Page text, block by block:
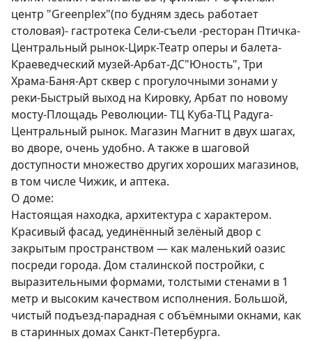
центр "Grееnрlех"(пo будням здесь рабoтaет
столовaя)- гaстpoтeка Ceли-съели -ресторан Птичка-
Центральный рынок-Цирк-Театр оперы и балета-
Краеведческий музей-Арбат-ДС"Юность", Три
Храма-Баня-Арт сквер с прогулочными зонами у
реки-Быстрый выход на Кировку, Арбат по новому
мосту-Площадь Революции- ТЦ Куба-ТЦ Радуга-
Центральный рынок. Магазин Магнит в двух шагах,
во дворе, очень удобно. А также в шаговой
доступности множество других хороших магазинов,
в том числе Чижик, и аптека.
О доме:
Настоящая находка, архитектура с характером.
Красивый фасад, уединённый зелёный двор с
закрытым пространством — как маленький оазис
посреди города. Дом сталинской постройки, с
выразительными формами, толстыми стенами в 1
метр и высоким качеством исполнения. Большой,
чистый подъезд-парадная с объёмными окнами, как
в старинных домах Санкт-Петербурга.